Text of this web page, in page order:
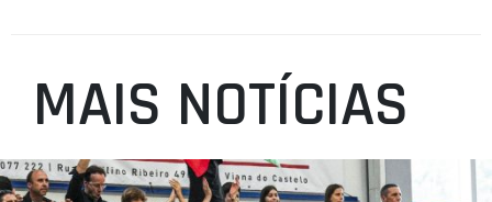
MAIS NOTÍCIAS